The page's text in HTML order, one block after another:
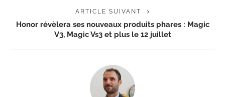
ARTICLE SUIVANT
Honor révèlera ses nouveaux produits phares : Magic
V3, Magic Vs3 et plus le 12 juillet